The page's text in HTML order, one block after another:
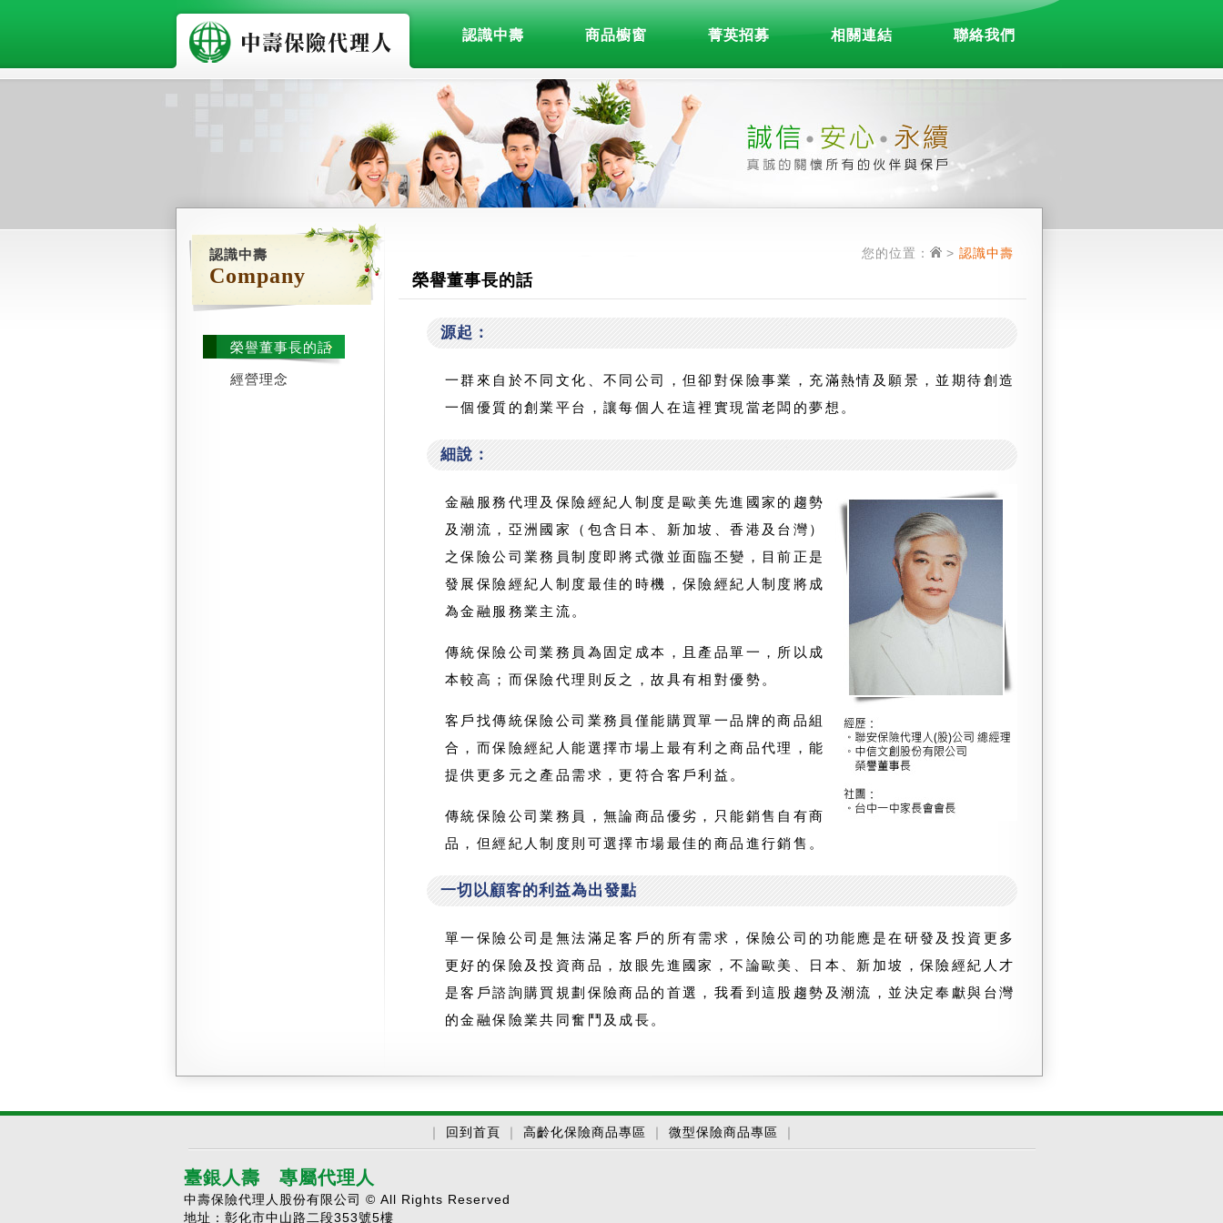
認識中壽 商品櫥窗 菁英招募 相關連結 聯絡我們
您的位置： > 認識中壽
認識中壽
Company
榮譽董事長的話
經營理念
榮譽董事長的話
源起：
一群來自於不同文化、不同公司，但卻對保險事業，充滿熱情及願景，並期待創造
一個優質的創業平台，讓每個人在這裡實現當老闆的夢想。
細說：
金融服務代理及保險經紀人制度是歐美先進國家的趨勢
及潮流，亞洲國家（包含日本、新加坡、香港及台灣）
之保險公司業務員制度即將式微並面臨丕變，目前正是
發展保險經紀人制度最佳的時機，保險經紀人制度將成
為金融服務業主流。
傳統保險公司業務員為固定成本，且產品單一，所以成
本較高；而保險代理則反之，故具有相對優勢。
客戶找傳統保險公司業務員僅能購買單一品牌的商品組
合，而保險經紀人能選擇市場上最有利之商品代理，能
提供更多元之產品需求，更符合客戶利益。
傳統保險公司業務員，無論商品優劣，只能銷售自有商
品，但經紀人制度則可選擇市場最佳的商品進行銷售。
一切以顧客的利益為出發點
單一保險公司是無法滿足客戶的所有需求，保險公司的功能應是在研發及投資更多
更好的保險及投資商品，放眼先進國家，不論歐美、日本、新加坡，保險經紀人才
是客戶諮詢購買規劃保險商品的首選，我看到這股趨勢及潮流，並決定奉獻與台灣
的金融保險業共同奮鬥及成長。
回到首頁 高齡化保險商品專區 微型保險商品專區
臺銀人壽 專屬代理人
中壽保險代理人股份有限公司 © All Rights Reserved
地址：彰化市中山路二段353號5樓